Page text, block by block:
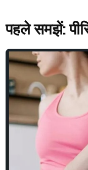
पहले समझें: